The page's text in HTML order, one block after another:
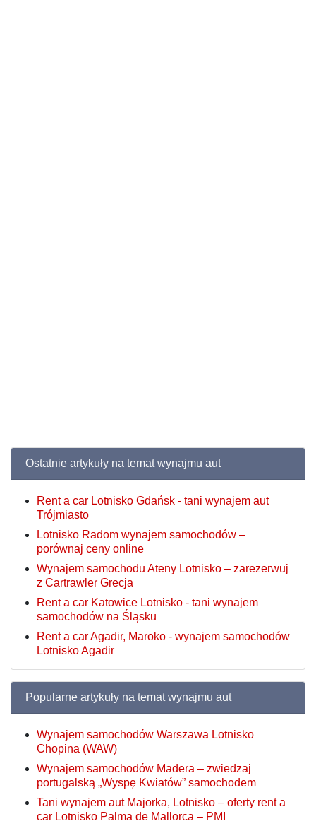
Ostatnie artykuły na temat wynajmu aut
Rent a car Lotnisko Gdańsk - tani wynajem aut
Trójmiasto
Lotnisko Radom wynajem samochodów –
porównaj ceny online
Wynajem samochodu Ateny Lotnisko – zarezerwuj
z Cartrawler Grecja
Rent a car Katowice Lotnisko - tani wynajem
samochodów na Śląsku
Rent a car Agadir, Maroko - wynajem samochodów
Lotnisko Agadir
Popularne artykuły na temat wynajmu aut
Wynajem samochodów Warszawa Lotnisko
Chopina (WAW)
Wynajem samochodów Madera – zwiedzaj
portugalską „Wyspę Kwiatów” samochodem
Tani wynajem aut Majorka, Lotnisko – oferty rent a
car Lotnisko Palma de Mallorca – PMI